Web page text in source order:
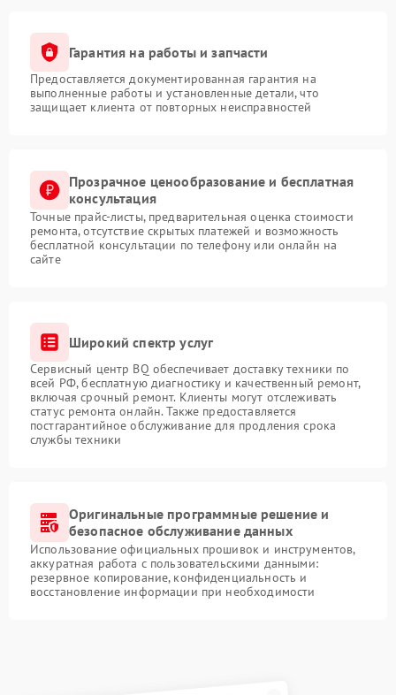
Гарантия на работы и запчасти
Предоставляется документированная гарантия на
выполненные работы и установленные детали, что
защищает клиента от повторных неисправностей
Прозрачное ценообразование и бесплатная
консультация
Точные прайс-листы, предварительная оценка стоимости
ремонта, отсутствие скрытых платежей и возможность
бесплатной консультации по телефону или онлайн на
сайте
Широкий спектр услуг
Сервисный центр BQ обеспечивает доставку техники по
всей РФ, бесплатную диагностику и качественный ремонт,
включая срочный ремонт. Клиенты могут отслеживать
статус ремонта онлайн. Также предоставляется
постгарантийное обслуживание для продления срока
службы техники
Оригинальные программные решение и
безопасное обслуживание данных
Использование официальных прошивок и инструментов,
аккуратная работа с пользовательскими данными:
резервное копирование, конфиденциальность и
восстановление информации при необходимости